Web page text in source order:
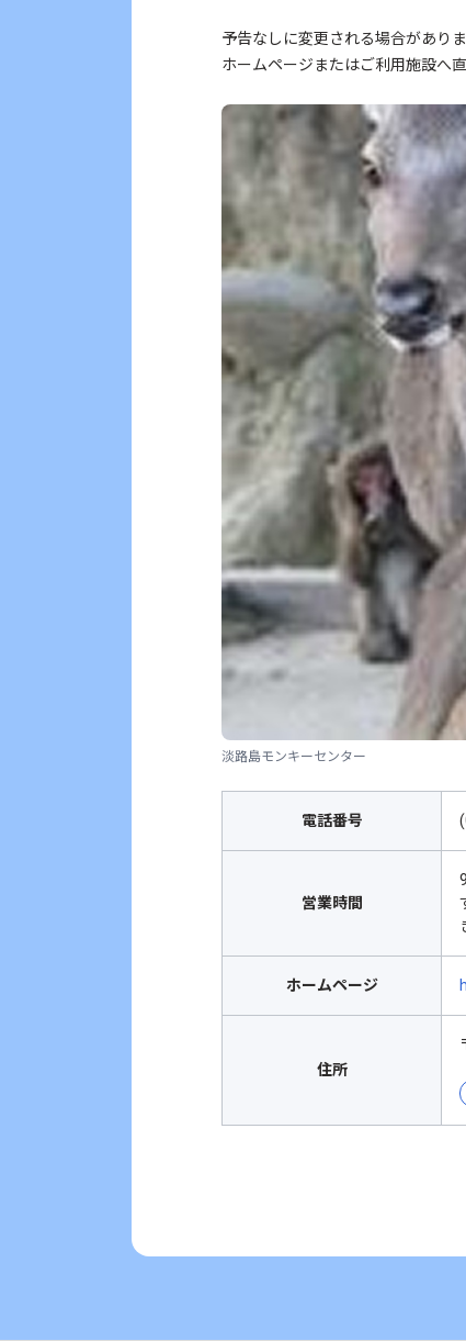
予告なしに変更される場合がありま
ホームページまたはご利用施設へ
淡路島モンキーセンター
電話番号
営業時間
ホームページ
住所